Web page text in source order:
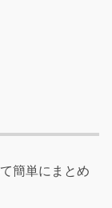
簡単にまとめ